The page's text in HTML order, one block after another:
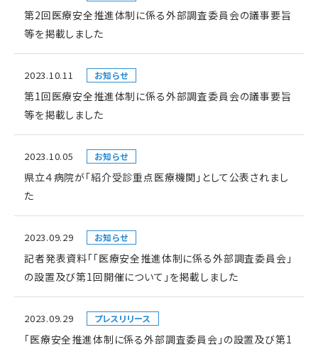
第2回医療安全推進体制に係る外部調査委員会の議事要旨
等を掲載しました
2023.10.11 お知らせ
第1回医療安全推進体制に係る外部調査委員会の議事要旨
等を掲載しました
2023.10.05 お知らせ
県立４病院が「紹介受診重点医療機関」として公表されまし
た
2023.09.29 お知らせ
記者発表資料「「医療安全推進体制に係る外部調査委員会」
の設置及び第1回開催について」を掲載しました
2023.09.29 プレスリリース
「医療安全推進体制に係る外部調査委員会」の設置及び第1